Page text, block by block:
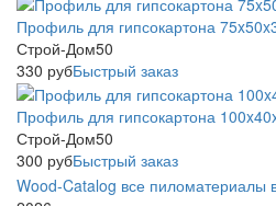
Профиль для гипсокартона
Строй-Дом50
330 рубБыстрый заказ
Профиль для гипсокартона
Строй-Дом50
300 рубБыстрый заказ
Wood-Catalog все пиломатериалы